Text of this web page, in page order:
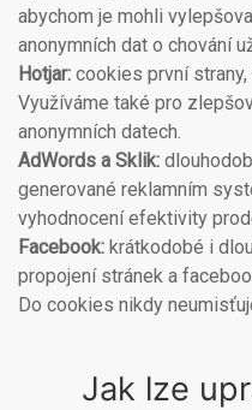
abychom je mohli
anonymních dat o chování
Hotjar: cookies první
Využíváme také pro
anonymních datech.
AdWords a Sklik:
generované reklamním
vyhodnocení efektivity
Facebook: krátkodobé i
propojení stránek a
Do cookies nikdy
Jak lze